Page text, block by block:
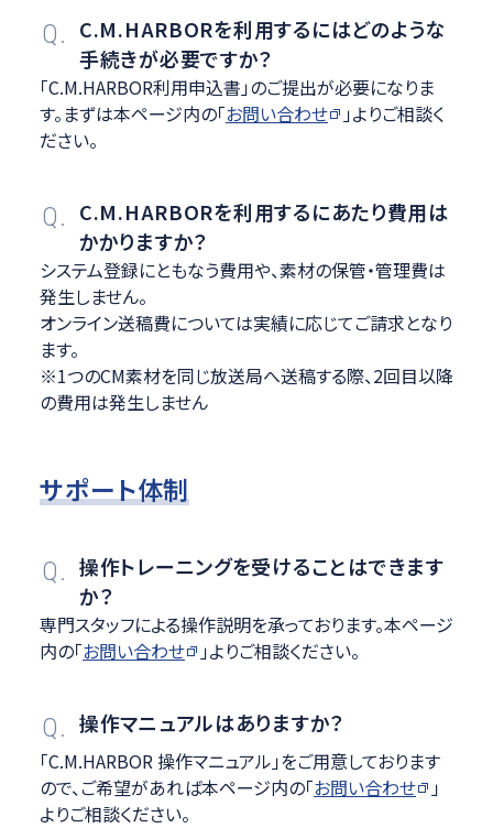
Q. C.M.HARBORを利用するにはどのような
手続きが必要ですか？
「C.M.HARBOR利用申込書」のご提出が必要になりま
す。まずは本ページ内の「お問い合わせ 」よりご相談く
ださい。
Q. C.M.HARBORを利用するにあたり費用は
かかりますか？
システム登録にともなう費用や、素材の保管・管理費は
発生しません。
オンライン送稿費については実績に応じてご請求となり
ます。
※1つのCM素材を同じ放送局へ送稿する際、2回目以降
の費用は発生しません
サポート体制
Q. 操作トレーニングを受けることはできます
か？
専門スタッフによる操作説明を承っております。本ページ
内の「お問い合わせ 」よりご相談ください。
Q. 操作マニュアルはありますか？
「C.M.HARBOR 操作マニュアル」をご用意しております
ので、ご希望があれば本ページ内の「お問い合わせ 」
よりご相談ください。